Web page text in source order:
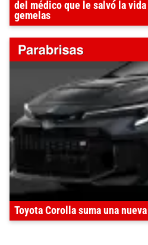
del médico que le salvó la
gemelas
Toyota Corolla suma una